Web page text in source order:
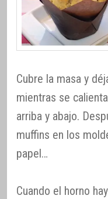
Cubre la masa y
mientras se
arriba y abajo.
muffins en los
papel…
Cuando el horno